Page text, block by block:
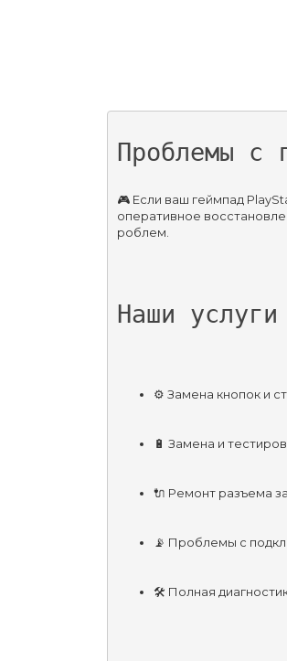
Проблемы с
🎮 Если ваш геймпад
оперативное
роблем.
Наши
⚙️ Замена кнопок и
🔋 Замена и
🔌 Ремонт разъема
📡 Проблемы с
🛠️ Полная